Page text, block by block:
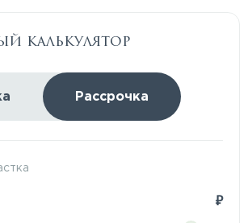
калькулятор
Рассрочка
₽